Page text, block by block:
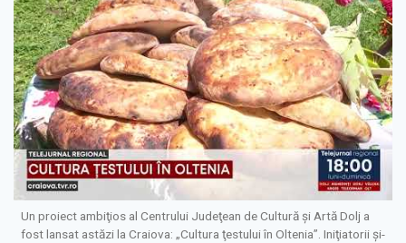
Un proiect ambiţios al Centrului Judeţean de Cultură şi Artă Dolj a
fost lansat astăzi la Craiova: „Cultura ţestului în Oltenia”. Iniţiatorii şi-